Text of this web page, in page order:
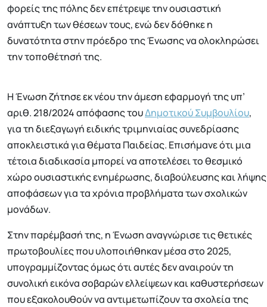
φορείς της πόλης δεν επέτρεψε την ουσιαστική
ανάπτυξη των θέσεων τους, ενώ δεν δόθηκε η
δυνατότητα στην πρόεδρο της Ένωσης να ολοκληρώσει
την τοποθέτησή της.
Η Ένωση ζήτησε εκ νέου την άμεση εφαρμογή της υπ’
αριθ. 218/2024 απόφασης τουΔημοτικού Συμβουλίου,
για τη διεξαγωγή ειδικής τριμηνιαίας συνεδρίασης
αποκλειστικά για θέματα Παιδείας. Επισήμανε ότι μια
τέτοια διαδικασία μπορεί να αποτελέσει το θεσμικό
χώρο ουσιαστικής ενημέρωσης, διαβούλευσης και λήψης
αποφάσεων για τα χρόνια προβλήματα των σχολικών
μονάδων.
Στην παρέμβασή της, η Ένωση αναγνώρισε τις θετικές
πρωτοβουλίες που υλοποιήθηκαν μέσα στο 2025,
υπογραμμίζοντας όμως ότι αυτές δεν αναιρούν τη
συνολική εικόνα σοβαρών ελλείψεων και καθυστερήσεων
που εξακολουθούν να αντιμετωπίζουν τα σχολεία της